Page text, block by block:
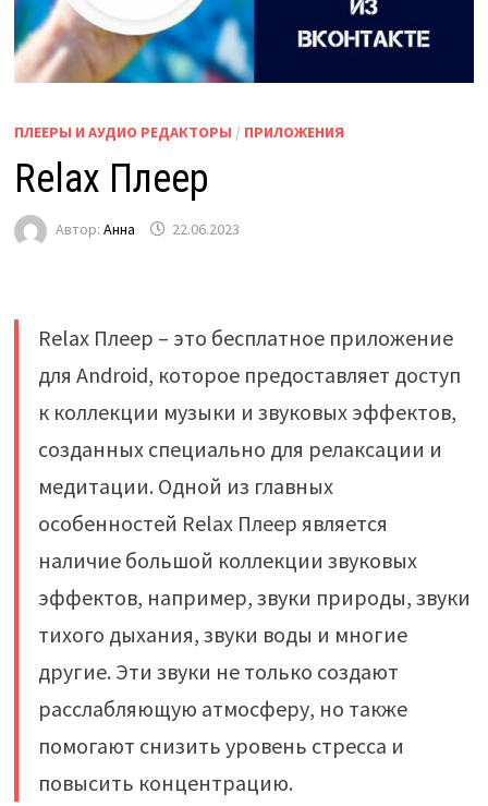
ПЛЕЕРЫ И АУДИО РЕДАКТОРЫ / ПРИЛОЖЕНИЯ
Relax Плеер
Автор: Анна 22.06.2023
Relax Плеер – это бесплатное приложение
для Android, которое предоставляет доступ
к коллекции музыки и звуковых эффектов,
созданных специально для релаксации и
медитации. Одной из главных
особенностей Relax Плеер является
наличие большой коллекции звуковых
эффектов, например, звуки природы, звуки
тихого дыхания, звуки воды и многие
другие. Эти звуки не только создают
расслабляющую атмосферу, но также
помогают снизить уровень стресса и
повысить концентрацию.